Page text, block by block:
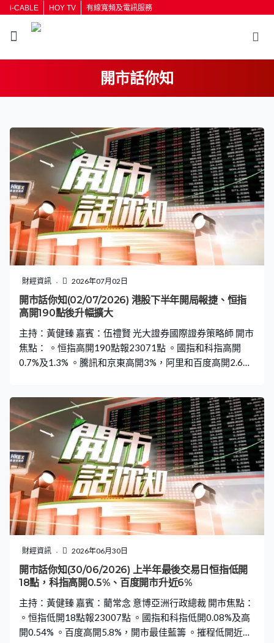
i-CABLE HOY TV 有線寬頻及電訊服務
開市話你知
財經資訊 2026年07月02日
開市話你知(02/07/2026) 港股下半年開局報捷、恒指
高開190點後升幅擴大
主持：黃健臻 嘉賓：伍禮賢 光大證券國際證券策略師 開市
焦點： 。恒指高開190點報23071點 。國指和科指高開
0.7%及1.3% 。騰訊和京東高開3%，阿里和百度高開2.6%
新668低開0.02%，報99.3元
財經資訊 2026年06月30日
開市話你知(30/06/2026) 上半年最後交易日恒指低開
18點，科指高開0.5%、百度開市升近6%
主持：黃健臻 嘉賓：藺常念 意博亞洲行政總裁 開市焦點：
。恒指低開18點報23007點 。國指和科指低開0.08%及高
開0.54% 。百度高開5.8%，開市最佳藍籌 。摧程低開近